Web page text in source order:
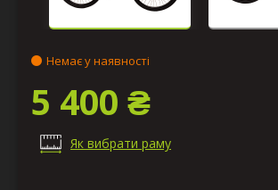
Немає у наявності
5 400 ₴
Як вибрати раму